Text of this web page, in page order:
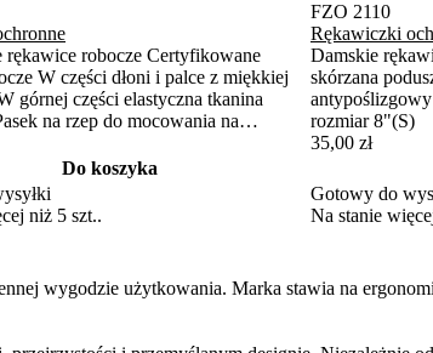
rękawice robocze Certyfikowane
W części dłoni i palce z miękkiej
górnej części elastyczna tkanina
na rzep do mocowania na
10 / XL
Do koszyka
niż 5 szt..
FZO 2110
Rękawiczki
Damskie
skórzana
antypoślizgowy
rozmiar 8"(S)
35,00 zł
Gotowy do
Na stanie
wygodzie użytkowania. Marka stawia na